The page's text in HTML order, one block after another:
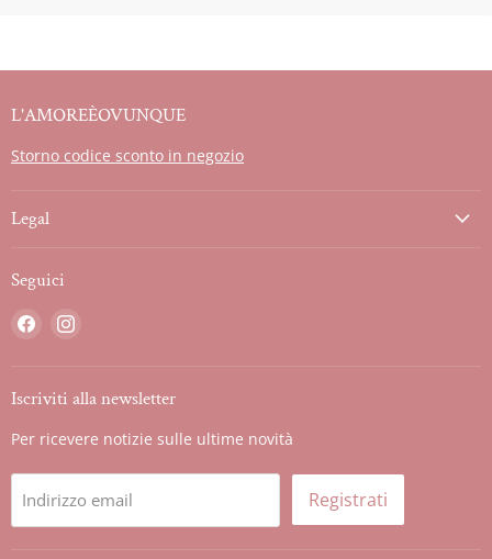
L'AMOREÈOVUNQUE
Storno codice sconto in negozio
Legal
Seguici
Trovaci
Iscriviti alla newsletter
Per ricevere notizie sulle ultime novità
Indirizzo email Registrati